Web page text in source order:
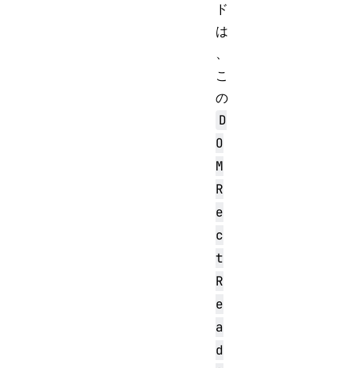
ド
は
、
こ
の
D
O
M
R
e
c
t
R
e
a
d